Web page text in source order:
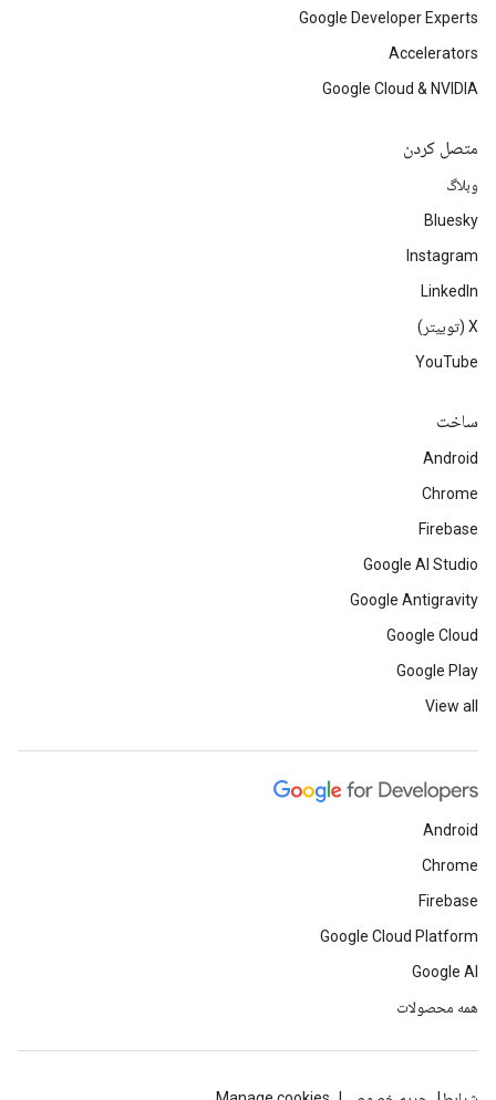
Google Developer Experts
Accelerators
Google Cloud & NVIDIA
متصل کردن
وبلاگ
Bluesky
Instagram
LinkedIn
‫X (توییتر)
YouTube
ساخت
Android
Chrome
Firebase
Google AI Studio
Google Antigravity
Google Cloud
Google Play
View all
Android
Chrome
Firebase
Google Cloud Platform
Google AI
همه محصولات